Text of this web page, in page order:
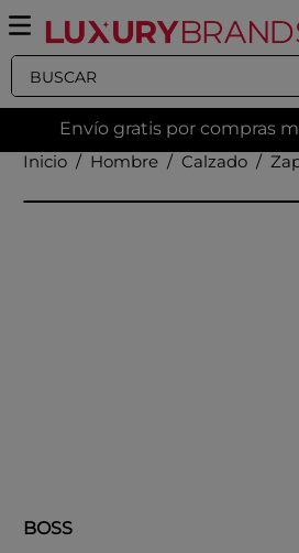
Buscar
Envío gratis por compras
Hombre
Calzado
BOSS